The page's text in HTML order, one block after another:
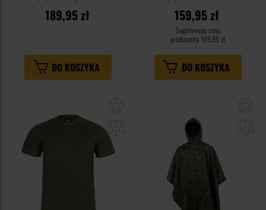
189,95 zł
DO KOSZYKA
159,95 zł
Sugerowana cena
producenta 169,95 zł
DO KOSZYKA